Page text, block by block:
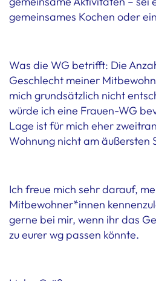
gemeinsames Kochen oder
Was die WG betrifft: Die
Geschlecht meiner
mich grundsätzlich nicht
würde ich eine Frauen-WG
Lage ist für mich eher
Wohnung nicht am äußersten
Ich freue mich sehr darauf,
Mitbewohner*innen
gerne bei mir, wenn ihr das
zu eurer wg passen könnte.